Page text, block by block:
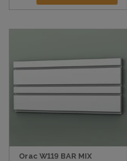
Orac W119 BAR MIX